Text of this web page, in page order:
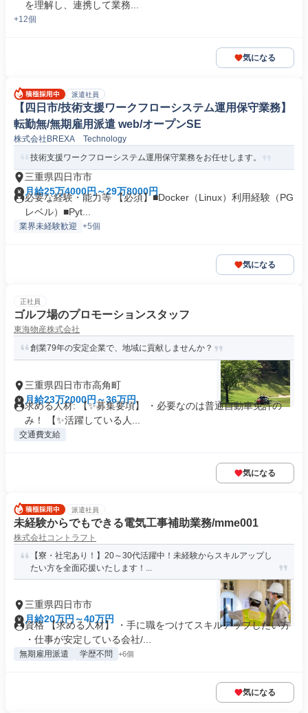
を理解し、連携して業務...
+12個
気になる
派遣社員
【四日市/技術支援ワークフローシステム運用保守業務】
転勤無/無期雇用派遣 web/オープンSE
株式会社BREXA Technology
技術支援ワークフローシステム運用保守業務をお任せします。
三重県四日市市
月給25万4000円～29万8000円
必要な経験・能力等 【必須】■Docker（Linux）利用経験（PG
レベル）■Pyt...
業界未経験歓迎 +5個
気になる
正社員
ゴルフ場のプロモーションスタッフ
東海物産株式会社
創業79年の安定企業で、地域に貢献しませんか？
三重県四日市市高角町
月給23万2000円～36万円
求める人材: 【✨募集要項】 ・必要なのは普通自動車免許の
み！ 【✨活躍している人...
交通費支給
気になる
派遣社員
未経験からでもできる電気工事補助業務/mme001
株式会社コントラフト
【寮・社宅あり！】20～30代活躍中！未経験からスキルアップし
たい方を全面応援いたします！...
三重県四日市市
月給20万円～40万円
資格 【求める人材】 ・手に職をつけてスキルアップしたい方
・仕事が安定している会社/...
無期雇用派遣 学歴不問 +6個
気になる